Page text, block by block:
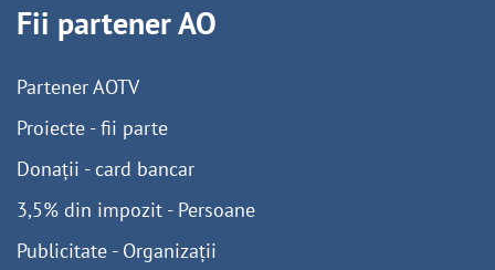
Fii partener AO
Partener AOTV
Proiecte - fii parte
Donații - card bancar
3,5% din impozit - Persoane
Publicitate - Organizații